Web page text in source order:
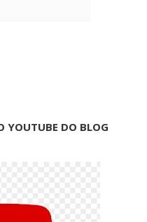
YOUTUBE DO BLOG